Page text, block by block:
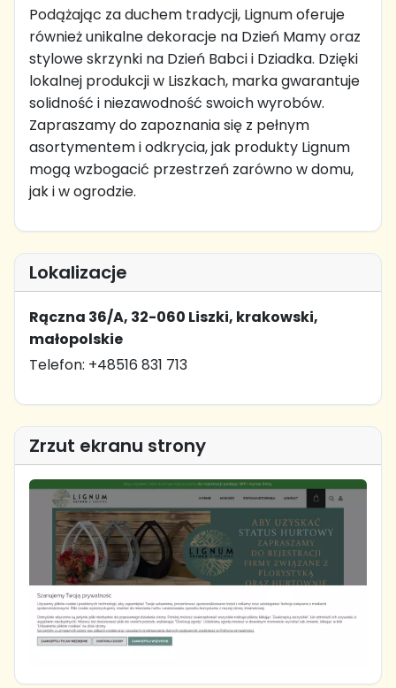
Podążając za duchem tradycji, Lignum oferuje
również unikalne dekoracje na Dzień Mamy oraz
stylowe skrzynki na Dzień Babci i Dziadka. Dzięki
lokalnej produkcji w Liszkach, marka gwarantuje
solidność i niezawodność swoich wyrobów.
Zapraszamy do zapoznania się z pełnym
asortymentem i odkrycia, jak produkty Lignum
mogą wzbogacić przestrzeń zarówno w domu,
jak i w ogrodzie.
Lokalizacje
Rączna 36/A, 32-060 Liszki, krakowski,
małopolskie
Telefon: +48516 831 713
Zrzut ekranu strony